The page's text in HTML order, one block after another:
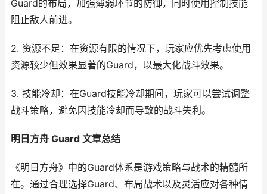
Guard的布局，加强薄弱环节的防御，同时使用控制技能
阻止敌人前进。
2. 资源不足：在资源有限的情况下，玩家应优先考虑使用
资源较少但效果显著的Guard，以最大化战斗效果。
3. 技能冷却：在Guard技能冷却期间，玩家可以尝试调整
战斗策略，避免因技能冷却而导致的战斗失利。
明日方舟 Guard 文章总结
《明日方舟》中的Guard体系是游戏策略与战术的精髓所
在。通过合理选择Guard、布局战术以及灵活应对各种情